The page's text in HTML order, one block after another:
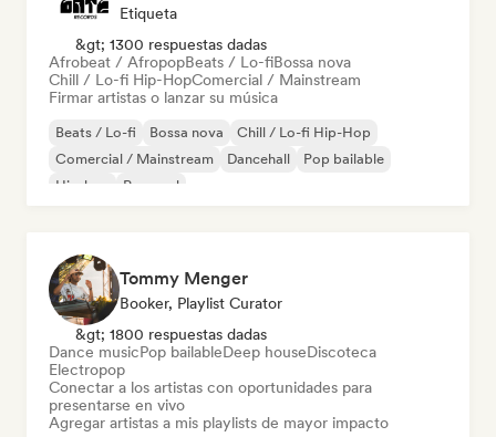
Etiqueta
&gt; 1300 respuestas dadas
Afrobeat / AfropopBeats / Lo-fiBossa nova
Chill / Lo-fi Hip-HopComercial / Mainstream
Firmar artistas o lanzar su música
Beats / Lo-fi Bossa nova
Chill / Lo-fi Hip-Hop
Comercial / Mainstream
Dancehall
Pop bailable
Hip-hop
Pop soul
Tommy Menger
Booker, Playlist Curator
&gt; 1800 respuestas dadas
Dance musicPop bailableDeep houseDiscoteca
Electropop
Conectar a los artistas con oportunidades para
presentarse en vivo
Agregar artistas a mis playlists de mayor impacto